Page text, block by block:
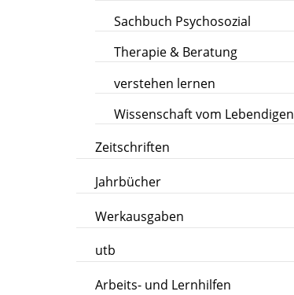
Sachbuch Psychosozial
Therapie & Beratung
verstehen lernen
Wissenschaft vom Lebendigen
Zeitschriften
Jahrbücher
Werkausgaben
utb
Arbeits- und Lernhilfen